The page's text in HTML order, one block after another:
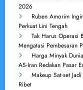
2026
Ruben Amorim
Perkuat Lini Tengah
Tak Harus Operasi
Mengatasi Pembesaran
Harga Minyak
AS-Iran Redakan Pasar
Makeup Sat-set
Ribet